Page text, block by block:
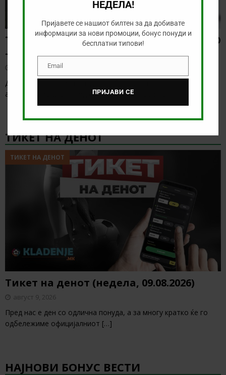
ТИП НА ДЕНОТ (08.08.2026, 21:00) ГРЕМИО
– САО ПАОЛО
август 8, 2026
Денес нема голема понуда за обложување, а ние ќе го
анализираме дуелот од бразилското првенство
ТИКЕТ НА ДЕНОТ
ТИКЕТ НА ДЕНОТ
Тикет на денот (недела, 09.08.2026)
август 9, 2026
Пред нас е ден со одлична понуда, а за многу кратко ќе го
одбележиме официјалниот […]
НАЈНОВИ БОНУС ВЕСТИ
НЕДЕЛА!
Пријавете се нашиот билтен за да добивате
информации за нови промоции, бонус понуди и
бесплатни типови!
EmailEmail
ПРИЈАВИ СЕ